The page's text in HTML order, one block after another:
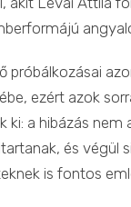
próbálkozásai
ezért azok
ki: a hibázás
és végül
is fontos